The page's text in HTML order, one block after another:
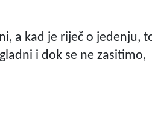
a kad je riječ o jedenju,
i dok se ne zasitimo,